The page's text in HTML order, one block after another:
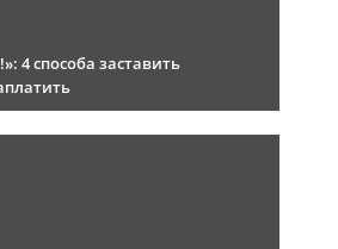
4 способа заставить